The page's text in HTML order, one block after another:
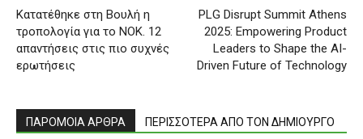
Kατατέθηκε στη Βουλή η
τροπολογία για το ΝΟΚ. 12
απαντήσεις στις πιο συχνές
ερωτήσεις
PLG Disrupt Summit Athens
2025: Empowering Product
Leaders to Shape the AI-
Driven Future of Technology
ΠΑΡΟΜΟΙΑ ΑΡΘΡΑ ΠΕΡΙΣΣΟΤΕΡΑ ΑΠΟ ΤΟΝ ΔΗΜΙΟΥΡΓΟ